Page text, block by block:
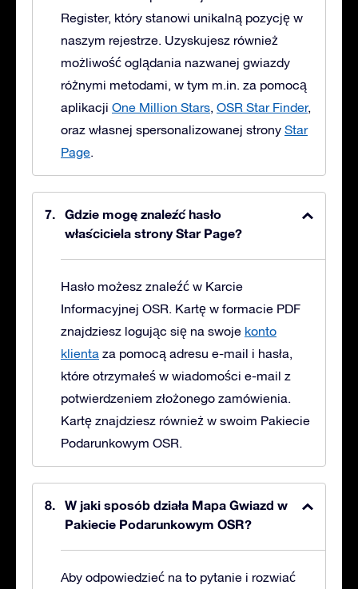
Register, który stanowi unikalną pozycję w
naszym rejestrze. Uzyskujesz również
możliwość oglądania nazwanej gwiazdy
różnymi metodami, w tym m.in. za pomocą
aplikacji One Million Stars, OSR Star Finder,
oraz własnej spersonalizowanej strony Star
Page.
Gdzie mogę znaleźć hasło
właściciela strony Star Page?
Hasło możesz znaleźć w Karcie
Informacyjnej OSR. Kartę w formacie PDF
znajdziesz logując się na swoje konto
klienta za pomocą adresu e-mail i hasła,
które otrzymałeś w wiadomości e-mail z
potwierdzeniem złożonego zamówienia.
Kartę znajdziesz również w swoim Pakiecie
Podarunkowym OSR.
W jaki sposób działa Mapa Gwiazd w
Pakiecie Podarunkowym OSR?
Aby odpowiedzieć na to pytanie i rozwiać